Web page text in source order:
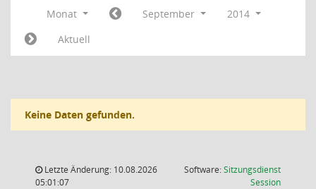
Monat September
2014
Aktuell
Keine Daten gefunden.
Letzte Änderung: 10.08.2026
05:01:07
Software:Sitzungsdienst
Session(Wird in